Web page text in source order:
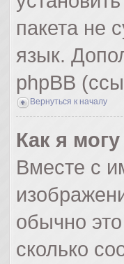
пакета не
язык.
phpBB
Вернуться к началу
Как я
Вместе с
обычно
сколько